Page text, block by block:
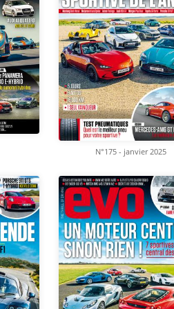
N°175 - janvier 2025